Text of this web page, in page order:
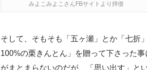
みよこみよこさんFBサイトより拝借
そして、そもそも「五ヶ瀬」とか「七折
100%の栗きんとん」を贈って下さった
がまとまらないのだが、「思い出す」と